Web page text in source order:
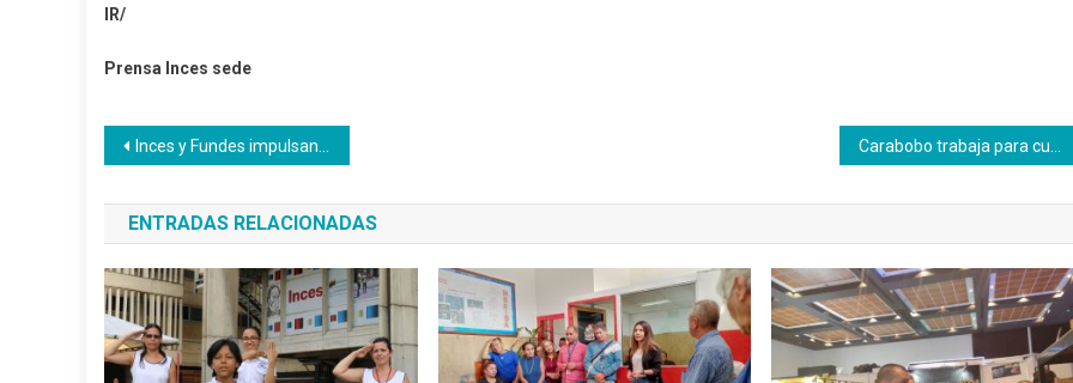
IR/
Prensa Inces sede
Navegación
de
entradas
Inces y Fundes impulsan formación para potenciar la fuerza productiva en las comunidades Carabobo trabaja para cumplir con más de 3.700 formaciones
ENTRADAS RELACIONADAS